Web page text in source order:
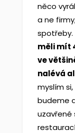
něco
a ne
spotřeby.
měli mít
ve
nalévá
myslím
budeme
uzavřené